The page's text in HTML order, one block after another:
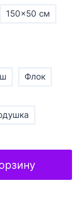
150×50 см
Флок